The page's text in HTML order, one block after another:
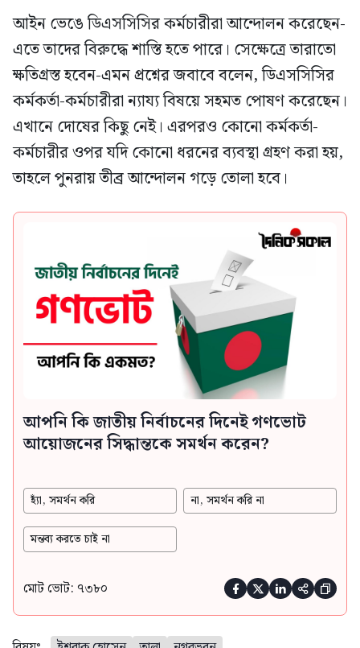
আইন ভেঙে ডিএসসিসির কর্মচারীরা আন্দোলন করেছেন-
এতে তাদের বিরুদ্ধে শাস্তি হতে পারে। সেক্ষেত্রে তারাতো
ক্ষতিগ্রস্ত হবেন-এমন প্রশ্নের জবাবে বলেন, ডিএসসিসির
কর্মকর্তা-কর্মচারীরা ন্যায্য বিষয়ে সহমত পোষণ করেছেন।
এখানে দোষের কিছু নেই। এরপরও কোনো কর্মকর্তা-
কর্মচারীর ওপর যদি কোনো ধরনের ব্যবস্থা গ্রহণ করা হয়,
তাহলে পুনরায় তীব্র আন্দোলন গড়ে তোলা হবে।
আপনি কি জাতীয় নির্বাচনের দিনেই গণভোট
আয়োজনের সিদ্ধান্তকে সমর্থন করেন?
হ্যাঁ, সমর্থন করি না, সমর্থন করি না
মন্তব্য করতে চাই না
মোট ভোট: ৭৩৮০     